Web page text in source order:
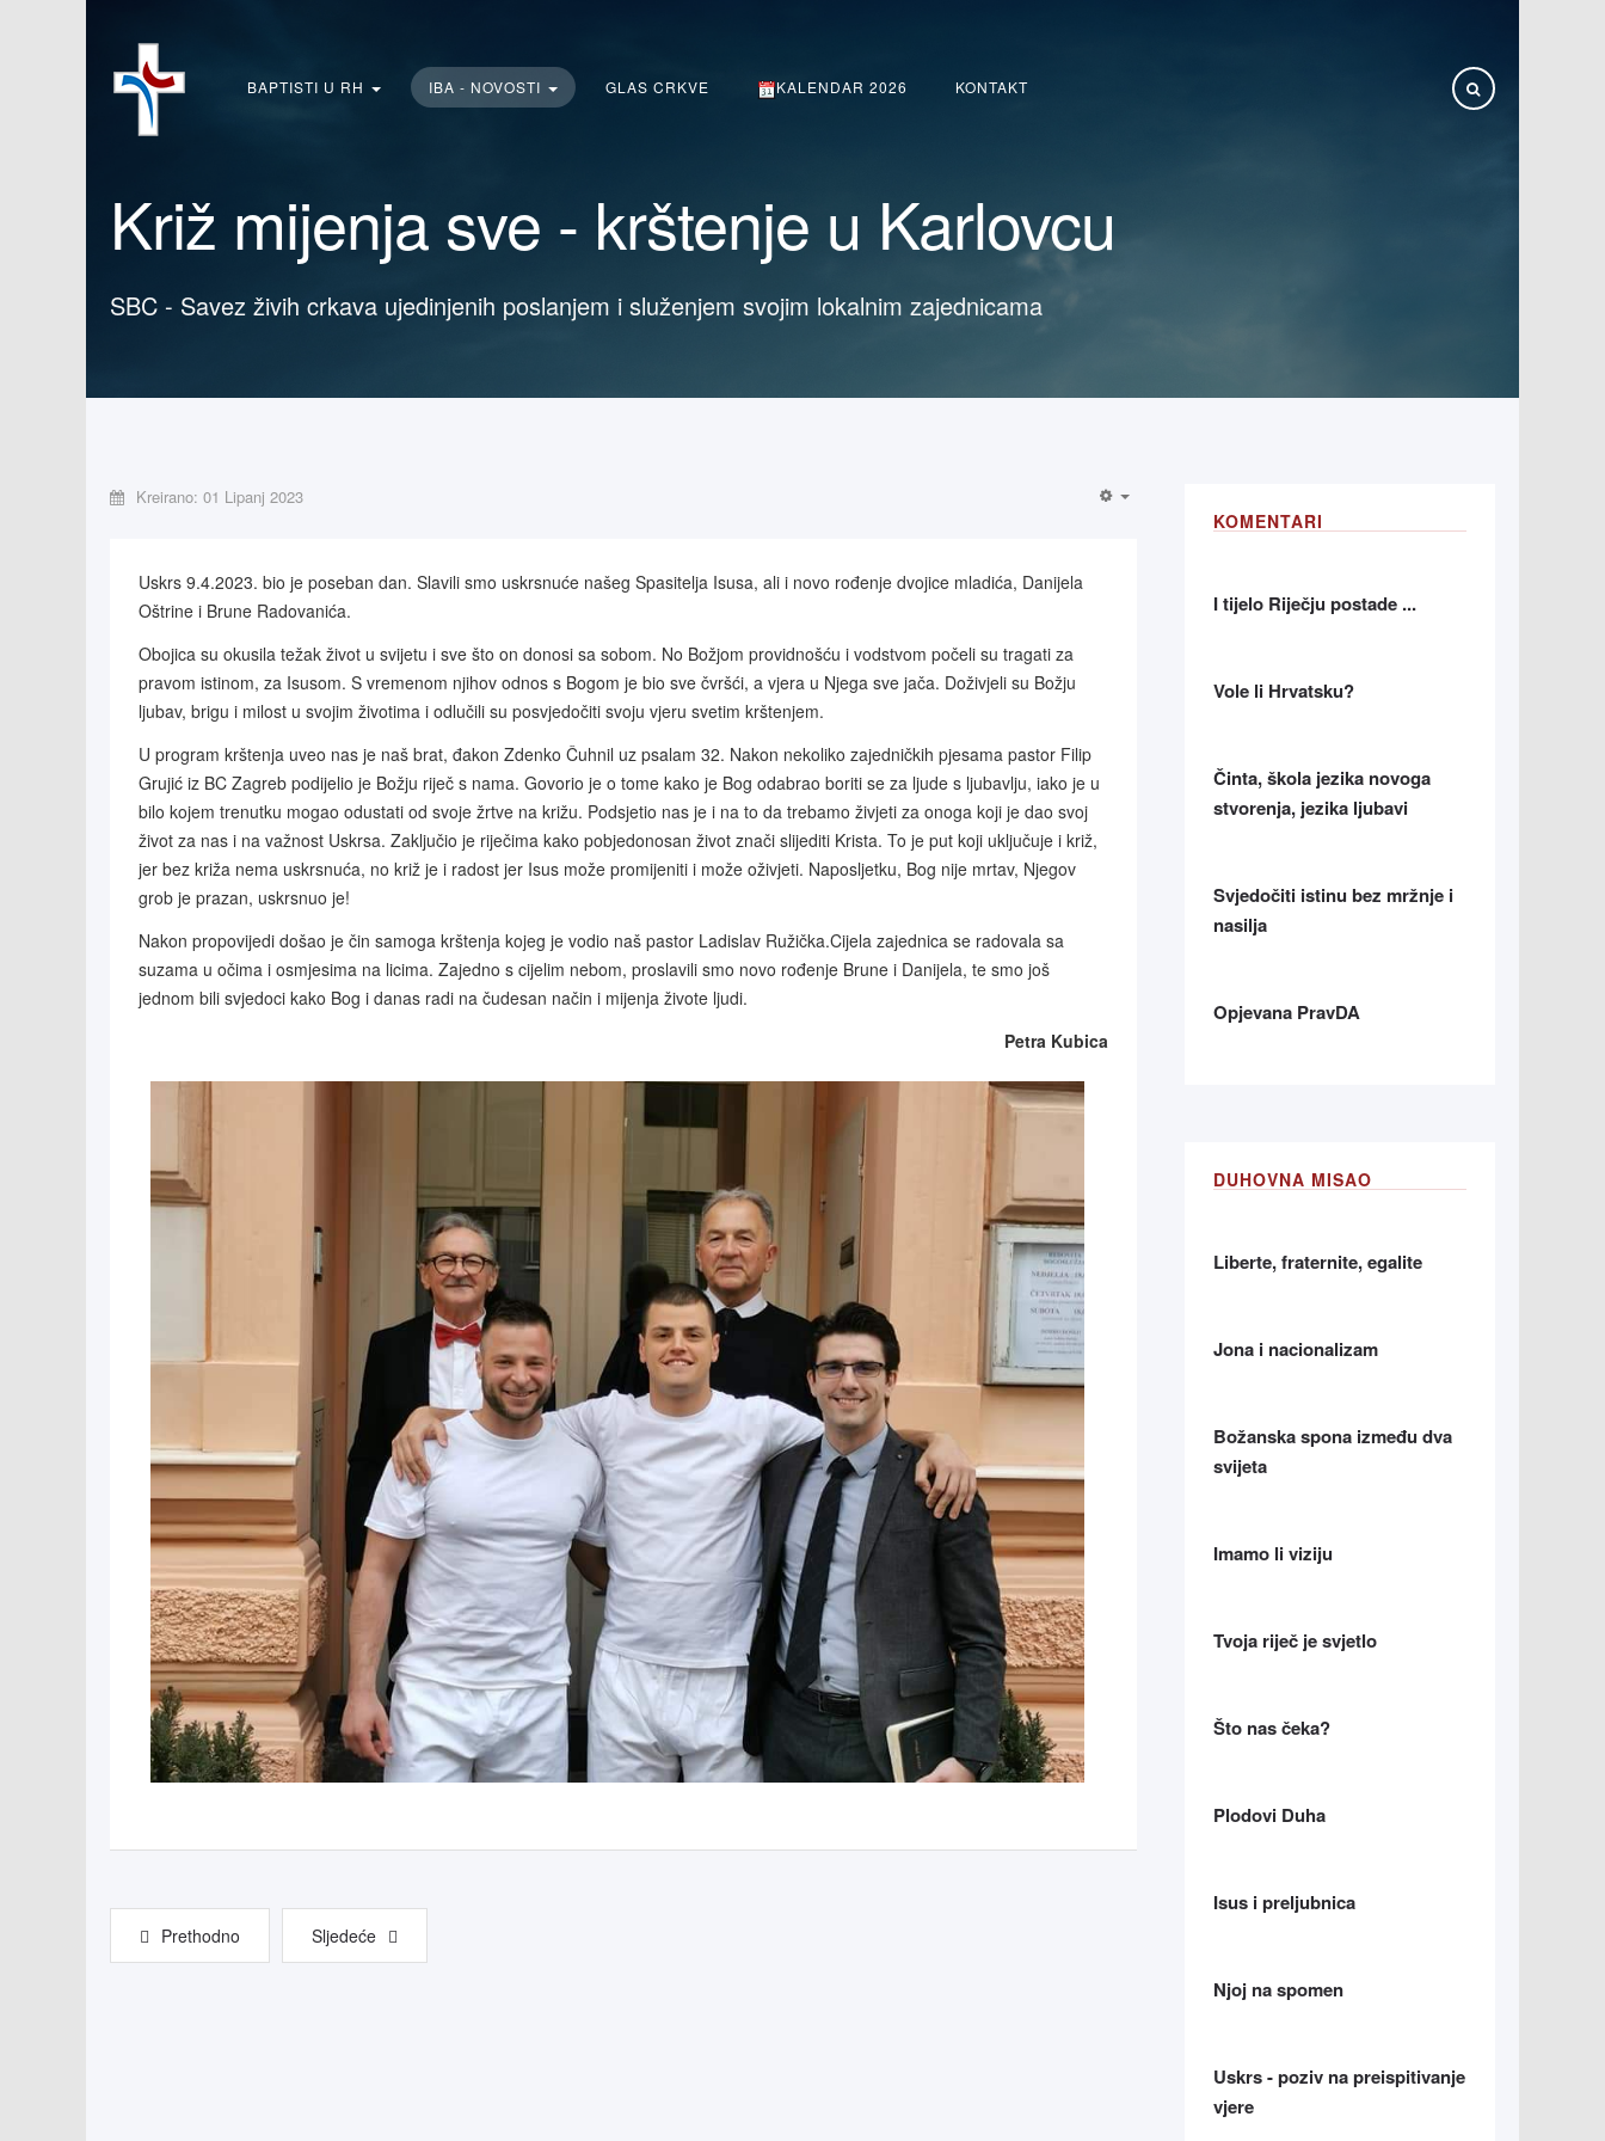
BAPTISTI U RH IBA - NOVOSTI GLAS CRKVE KALENDAR 2026 KONTAKT
Križ mijenja sve - krštenje u Karlovcu
SBC - Savez živih crkava ujedinjenih poslanjem i služenjem svojim lokalnim zajednicama
Kreirano: 01 Lipanj 2023
Uskrs 9.4.2023. bio je poseban dan. Slavili smo uskrsnuće našeg Spasitelja Isusa, ali i novo rođenje dvojice mladića, Danijela
Oštrine i Brune Radovanića.
Obojica su okusila težak život u svijetu i sve što on donosi sa sobom. No Božjom providnošću i vodstvom počeli su tragati za
pravom istinom, za Isusom. S vremenom njihov odnos s Bogom je bio sve čvršći, a vjera u Njega sve jača. Doživjeli su Božju
ljubav, brigu i milost u svojim životima i odlučili su posvjedočiti svoju vjeru svetim krštenjem.
U program krštenja uveo nas je naš brat, đakon Zdenko Čuhnil uz psalam 32. Nakon nekoliko zajedničkih pjesama pastor Filip
Grujić iz BC Zagreb podijelio je Božju riječ s nama. Govorio je o tome kako je Bog odabrao boriti se za ljude s ljubavlju, iako je u
bilo kojem trenutku mogao odustati od svoje žrtve na križu. Podsjetio nas je i na to da trebamo živjeti za onoga koji je dao svoj
život za nas i na važnost Uskrsa. Zaključio je riječima kako pobjedonosan život znači slijediti Krista. To je put koji uključuje i križ,
jer bez križa nema uskrsnuća, no križ je i radost jer Isus može promijeniti i može oživjeti. Naposljetku, Bog nije mrtav, Njegov
grob je prazan, uskrsnuo je!
Nakon propovijedi došao je čin samoga krštenja kojeg je vodio naš pastor Ladislav Ružička.Cijela zajednica se radovala sa
suzama u očima i osmjesima na licima. Zajedno s cijelim nebom, proslavili smo novo rođenje Brune i Danijela, te smo još
jednom bili svjedoci kako Bog i danas radi na čudesan način i mijenja živote ljudi.
Petra Kubica
Prethodno Sljedeće
KOMENTARI
I tijelo Riječju postade ...
Vole li Hrvatsku?
Činta, škola jezika novoga
stvorenja, jezika ljubavi
Svjedočiti istinu bez mržnje i
nasilja
Opjevana PravDA
DUHOVNA MISAO
Liberte, fraternite, egalite
Jona i nacionalizam
Božanska spona između dva
svijeta
Imamo li viziju
Tvoja riječ je svjetlo
Što nas čeka?
Plodovi Duha
Isus i preljubnica
Njoj na spomen
Uskrs - poziv na preispitivanje
vjere